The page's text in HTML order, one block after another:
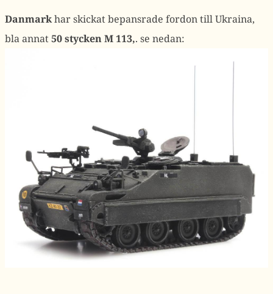
Danmarkhar skickat bepansrade fordon till Ukraina,
bla annat50 stycken M 113,. se nedan: